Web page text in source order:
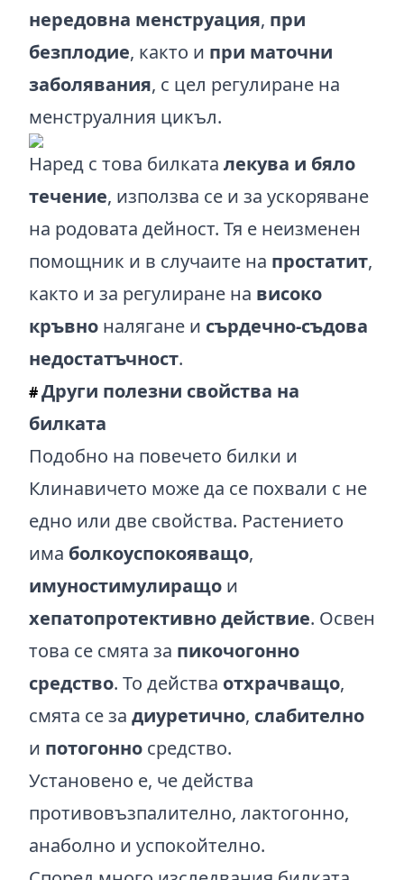
нередовна менструация, при
безплодие, както и при маточни
заболявания, с цел регулиране на
менструалния цикъл.
Наред с това билката лекува и бяло
течение, използва се и за ускоряване
на родовата дейност. Тя е неизменен
помощник и в случаите на простатит,
както и за регулиране на високо
кръвно налягане и сърдечно-съдова
недостатъчност.
#Други полезни свойства на
билката
Подобно на повечето билки и
Клинавичето може да се похвали с не
едно или две свойства. Растението
има болкоуспокояващо,
имуностимулиращо и
хепатопротективно действие. Освен
това се смята за пикочогонно
средство. То действа отхрачващо,
смята се за диуретично, слабително
и потогонно средство.
Установено е, че действа
противовъзпалително, лактогонно,
анаболно и успокойтелно.